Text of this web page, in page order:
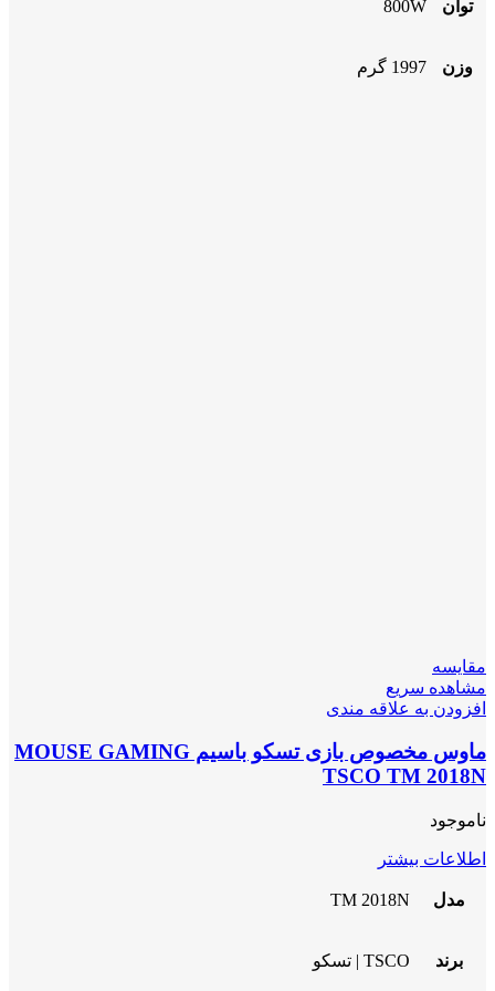
توان 800W
وزن 1997 گرم
مقایسه
مشاهده سریع
افزودن به علاقه مندی
ماوس مخصوص بازی تسکو باسیم MOUSE GAMING
TSCO TM 2018N
ناموجود
اطلاعات بیشتر
مدل TM 2018N
برند TSCO | تسکو